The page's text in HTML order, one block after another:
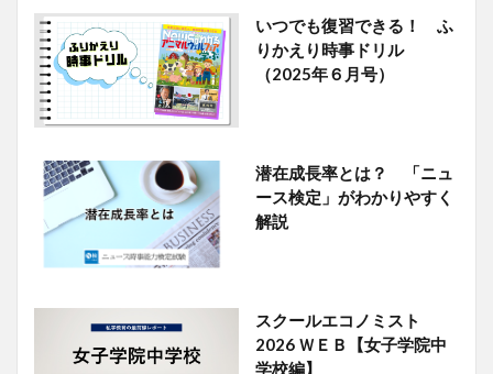
いつでも復習できる！ ふ
りかえり時事ドリル
（2025年６月号）
潜在成長率とは？ 「ニュ
ース検定」がわかりやすく
解説
スクールエコノミスト
2026 ＷＥＢ【女子学院中
学校編】